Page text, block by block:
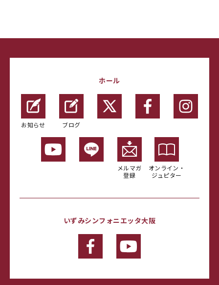
ホール
お知らせ ブログ
メルマガ
登録
オンライン・
ジュピター
いずみシンフォニエッタ大阪